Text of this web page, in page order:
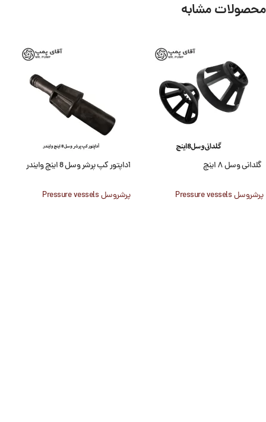
محصولات مشابه
گلدانی وسل ۸ اینچ
پرشروسل Pressure vessels
آداپتور کپ پرشر وسل 8 اینچ وایندر
پرشروسل Pressure vessels